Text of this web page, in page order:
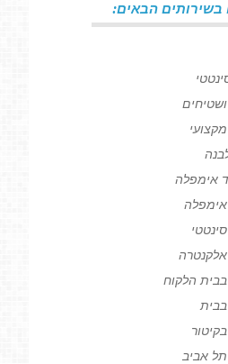
בשירותים הבאים:
אימפלה
אימפלה
אלקנטרה
בבית הלקוח
בבית
תל אביב